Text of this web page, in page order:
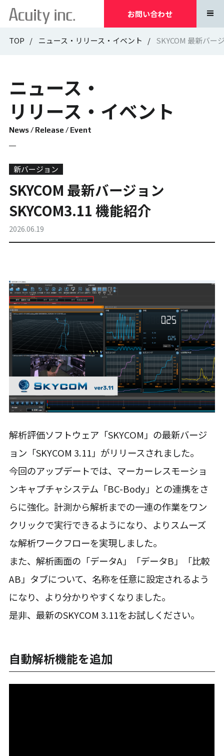
お問い合わせ
TOP ニュース・リリース・イベント SKYCOM 最新バー
ニュース・
リリース・イベント
News / Release / Event
新バージョン
SKYCOM 最新バージョン
SKYCOM3.11 機能紹介
2026.06.19
解析評価ソフトウェア「SKYCOM」の最新バージ
ョン「SKYCOM 3.11」がリリースされました。
今回のアップデートでは、マーカーレスモーショ
ンキャプチャシステム「BC-Body」との連携をさ
らに強化。計測から解析までの一連の作業をワン
クリックで実行できるようになり、よりスムーズ
な解析ワークフローを実現しました。
また、解析画面の「データA」「データB」「比較
AB」タブについて、名称を任意に設定されるよう
になり、より分かりやすくなりました。
是非、最新のSKYCOM 3.11をお試しください。
自動解析機能を追加